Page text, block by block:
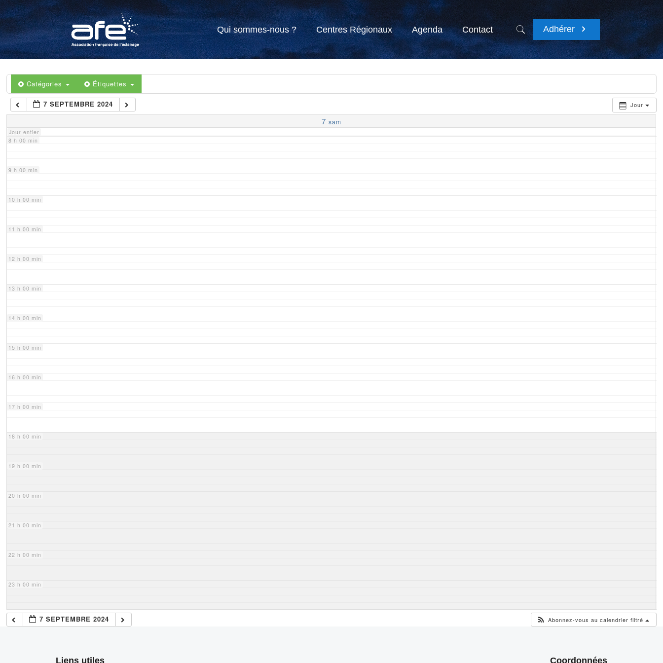
Qui sommes-nous ? Centres Régionaux Agenda Contact Adhérer
Catégories Étiquettes
Jour
7 SEPTEMBRE 2024
7 sam
Jour entier
4 h 00 min
5 h 00 min
6 h 00 min
7 h 00 min
8 h 00 min
9 h 00 min
10 h 00 min
11 h 00 min
12 h 00 min
13 h 00 min
14 h 00 min
15 h 00 min
16 h 00 min
17 h 00 min
18 h 00 min
19 h 00 min
20 h 00 min
21 h 00 min
22 h 00 min
23 h 00 min
7 SEPTEMBRE 2024 Abonnez-vous au calendrier filtré
Liens utiles Coordonnées